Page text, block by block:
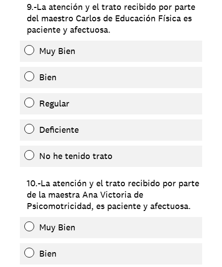
9.-La atención y el trato recibido por parte
del maestro Carlos de Educación Física es
paciente y afectuosa.
Muy Bien
Bien
Regular
Deficiente
No he tenido trato
10.-La atención y el trato recibido por parte
de la maestra Ana Victoria de
Psicomotricidad, es paciente y afectuosa.
Muy Bien
Bien